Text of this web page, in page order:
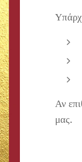
Αν
μας.